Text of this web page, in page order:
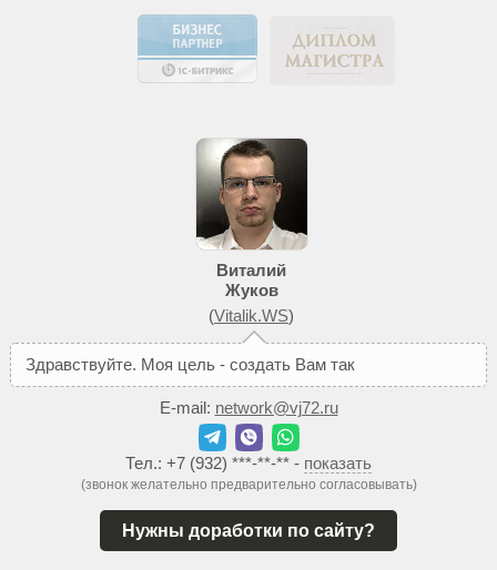
Виталий
Жуков
(Vitalik.WS)
Здравствуйте. Моя цель - создать Вам тако
E-mail: network@vj72.ru
Тел.: +7 (932) ***-**-** - показать
(звонок желательно предварительно согласовывать)
Нужны доработки по сайту?